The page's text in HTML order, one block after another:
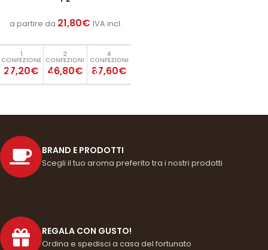
a partire da 21,80€ IVA incl.
1
CONFEZIONE
27,20€
2
CONFEZIONI
46,80€
4
CONFEZIONI
87,60€
BRAND E PRODOTTI
Scegli il tuo aroma preferito tra i nostri prodotti
REGALA CON GUSTO!
Ordina e spedisci a casa del fortunato